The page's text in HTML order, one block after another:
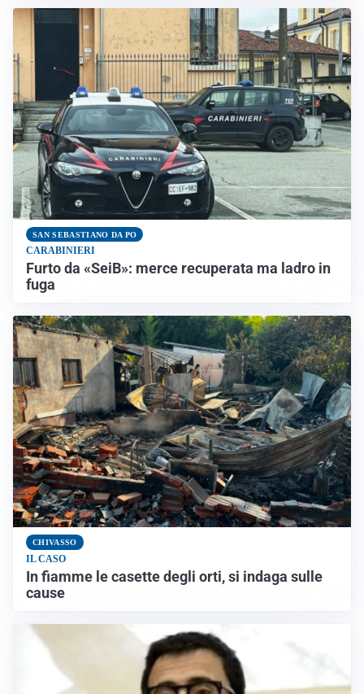
SAN SEBASTIANO DA PO
CARABINIERI
Furto da «SeiB»: merce recuperata ma ladro in
fuga
CHIVASSO
IL CASO
In fiamme le casette degli orti, si indaga sulle
cause